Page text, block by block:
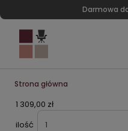
Darmowa
Strona główna
1 309,00 zł
ilość